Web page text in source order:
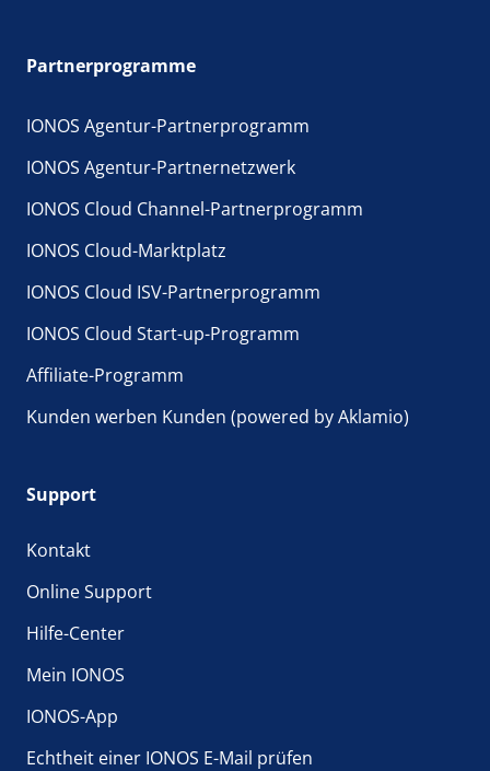
Partnerprogramme
IONOS Agentur-Partnerprogramm
IONOS Agentur-Partnernetzwerk
IONOS Cloud Channel-Partnerprogramm
IONOS Cloud-Marktplatz
IONOS Cloud ISV-Partnerprogramm
IONOS Cloud Start-up-Programm
Affiliate-Programm
Kunden werben Kunden (powered by Aklamio)
Support
Kontakt
Online Support
Hilfe-Center
Mein IONOS
IONOS-App
Echtheit einer IONOS E-Mail prüfen